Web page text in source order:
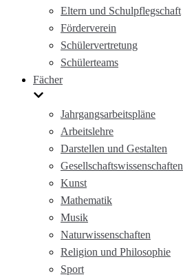
Eltern und Schulpflegschaft
Förderverein
Schülervertretung
Schülerteams
Fächer
Jahrgangsarbeitspläne
Arbeitslehre
Darstellen und Gestalten
Gesellschaftswissenschaften
Kunst
Mathematik
Musik
Naturwissenschaften
Religion und Philosophie
Sport